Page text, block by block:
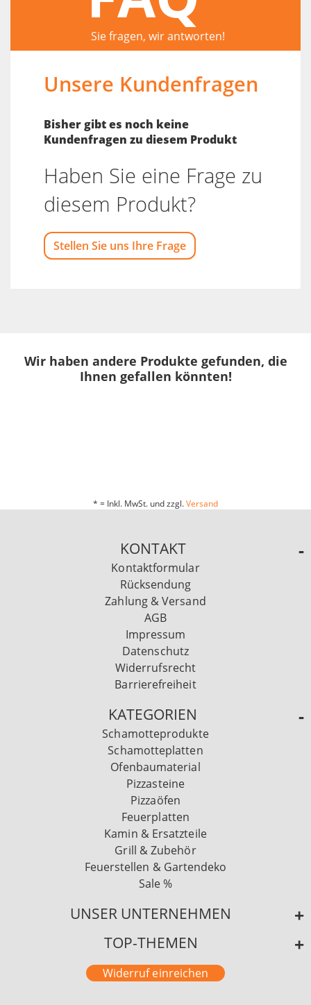
Sie fragen, wir antworten!
Unsere Kundenfragen
Bisher gibt es noch keine
Kundenfragen zu diesem Produkt
Haben Sie eine Frage zu
diesem Produkt?
Stellen Sie uns Ihre Frage
Wir haben andere Produkte gefunden, die
Ihnen gefallen könnten!
* = Inkl. MwSt. und zzgl.Versand
KONTAKT
Kontaktformular
Rücksendung
Zahlung & Versand
AGB
Impressum
Datenschutz
Widerrufsrecht
Barrierefreiheit
KATEGORIEN
Schamotteprodukte
Schamotteplatten
Ofenbaumaterial
Pizzasteine
Pizzaöfen
Feuerplatten
Kamin & Ersatzteile
Grill & Zubehör
Feuerstellen & Gartendeko
Sale %
UNSER UNTERNEHMEN
TOP-THEMEN
Widerruf einreichen